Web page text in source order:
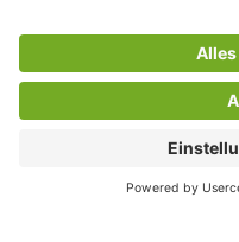
© 2026 KLINIKEN DR.